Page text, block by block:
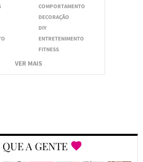
COMPORTAMENTO
DECORAÇÃO
DIY
ENTRETENIMENTO
FITNESS
VER MAIS
QUE A GENTE